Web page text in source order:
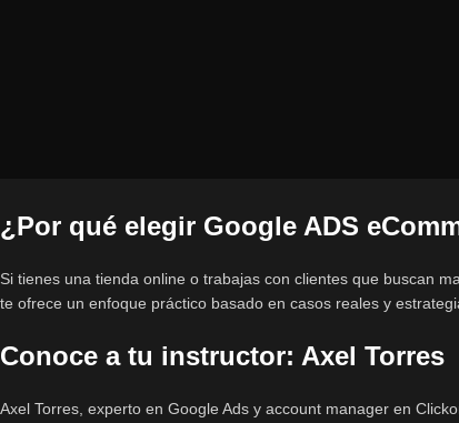
¿Por qué elegir Google ADS
Si tienes una tienda online o trabajas con clientes que buscan
te ofrece un enfoque práctico basado en casos reales y
Conoce a tu instructor: Axel Torres
Axel Torres, experto en Google Ads y account manager en